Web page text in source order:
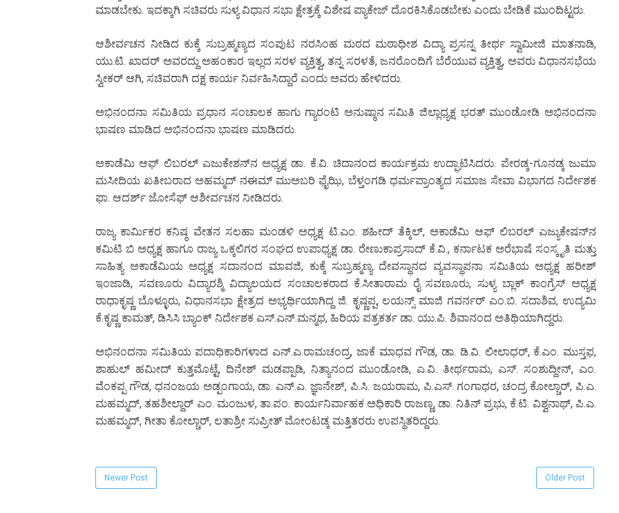
ಮಾಡಬೇಕು. ಇದಕ್ಕಾಗಿ ಸಚಿವರು ಸುಳ್ಯ ವಿಧಾನ ಸಭಾ ಕ್ಷೇತ್ರಕ್ಕೆ ವಿಶೇಷ ಪ್ಯಾಕೇಜ್ ದೊರಕಿಸಿಕೊಡಬೇಕು ಎಂದು ಬೇಡಿಕೆ ಮುಂದಿಟ್ಟರು.
ಆಶೀರ್ವಚನ ನೀಡಿದ ಕುಕ್ಕೆ ಸುಬ್ರಹ್ಮಣ್ಯದ ಸಂಪುಟ ನರಸಿಂಹ ಮಠದ ಮಠಾಧೀಶ ವಿದ್ಯಾ ಪ್ರಸನ್ನ ತೀರ್ಥ ಸ್ವಾಮೀಜಿ ಮಾತನಾಡಿ,
ಯು.ಟಿ. ಖಾದರ್ ಅವರದ್ದು ಅಹಂಕಾರ ಇಲ್ಲದ ಸರಳ ವ್ಯಕ್ತಿತ್ವ, ತನ್ನ ಸರಳತೆ, ಜನರೊಂದಿಗೆ ಬೆರೆಯುವ ವ್ಯಕ್ತಿತ್ವ, ಅವರು ವಿಧಾನಸಭೆಯ
ಸ್ವೀಕರ್ ಆಗಿ, ಸಚಿವರಾಗಿ ದಕ್ಷ ಕಾರ್ಯ ನಿರ್ವಹಿಸಿದ್ದಾರೆ ಎಂದು ಅವರು ಹೇಳಿದರು.
ಅಭಿನಂದನಾ ಸಮಿತಿಯ ಪ್ರಧಾನ ಸಂಚಾಲಕ ಹಾಗು ಗ್ಯಾರಂಟಿ ಅನುಷ್ಠಾನ ಸಮಿತಿ ಜಿಲ್ಲಾಧ್ಯಕ್ಷ ಭರತ್ ಮುಂಡೋಡಿ ಅಭಿನಂದನಾ
ಭಾಷಣ ಮಾಡಿದ ಅಭಿನಂದನಾ ಭಾಷಣ ಮಾಡಿದರು.
ಅಕಾಡೆಮಿ ಆಫ್ ಲಿಬರಲ್ ಎಜುಕೇಶನ್‌ನ ಅಧ್ಯಕ್ಷ ಡಾ. ಕೆ.ವಿ. ಚಿದಾನಂದ ಕಾರ್ಯಕ್ರಮ ಉದ್ಘಾಟಿಸಿದರು. ಪೇರಡ್ಕ-ಗೂನಡ್ಕ ಜುಮಾ
ಮಸೀದಿಯ ಖತೀಬರಾದ ಅಹಮ್ಮದ್ ನಈಮ್ ಮುಅಬರಿ ಫೈಝಿ, ಬೆಳ್ತಂಗಡಿ ಧರ್ಮಪ್ರಾಂತ್ಯದ ಸಮಾಜ ಸೇವಾ ವಿಭಾಗದ ನಿರ್ದೇಶಕ
ಫಾ. ಆದರ್ಶ್ ಜೋಸೆಫ್ ಆಶೀರ್ವಚನ ನೀಡಿದರು.
ರಾಜ್ಯ ಕಾರ್ಮಿಕರ ಕನಿಷ್ಠ ವೇತನ ಸಲಹಾ ಮಂಡಳಿ ಅಧ್ಯಕ್ಷ ಟಿ.ಎಂ. ಶಹೀದ್ ತೆಕ್ಕಿಲ್, ಅಕಾಡೆಮಿ ಆಫ್ ಲಿಬರಲ್ ಎಜ್ಯುಕೇಷನ್‌ನ
ಕಮಿಟಿ ಬಿ ಅಧ್ಯಕ್ಷ ಹಾಗೂ ರಾಜ್ಯ ಒಕ್ಕಲಿಗರ ಸಂಘದ ಉಪಾಧ್ಯಕ್ಷ ಡಾ. ರೇಣುಕಾಪ್ರಸಾದ್ ಕೆ.ವಿ., ಕರ್ನಾಟಕ ಅರೆಭಾಷೆ ಸಂಸ್ಕೃತಿ ಮತ್ತು
ಸಾಹಿತ್ಯ ಅಕಾಡೆಮಿಯ ಅಧ್ಯಕ್ಷ ಸದಾನಂದ ಮಾವಜಿ, ಕುಕ್ಕೆ ಸುಬ್ರಹ್ಮಣ್ಯ ದೇವಸ್ಥಾನದ ವ್ಯವಸ್ಥಾಪನಾ ಸಮಿತಿಯ ಅಧ್ಯಕ್ಷ ಹರೀಶ್
ಇಂಜಾಡಿ, ಸವಣೂರು ವಿದ್ಯಾರಶ್ಮಿ ವಿದ್ಯಾಲಯದ ಸಂಚಾಲಕರಾದ ಕೆ.ಸೀತಾರಾಮ ರೈ ಸವಣೂರು, ಸುಳ್ಯ ಬ್ಲಾಕ್ ಕಾಂಗ್ರೆಸ್ ಅಧ್ಯಕ್ಷ
ರಾಧಾಕೃಷ್ಣ ಬೊಳ್ಳೂರು, ವಿಧಾನಸಭಾ ಕ್ಷೇತ್ರದ ಅಭ್ಯರ್ಥಿಯಾಗಿದ್ದ ಜಿ. ಕೃಷ್ಣಪ್ಪ, ಲಯನ್ಸ್ ಮಾಜಿ ಗವರ್ನರ್ ಎಂ.ಬಿ. ಸದಾಶಿವ, ಉದ್ಯಮಿ
ಕೆ.ಕೃಷ್ಣ ಕಾಮತ್, ಡಿಸಿಸಿ ಬ್ಯಾಂಕ್ ನಿರ್ದೇಶಕ ಎಸ್.ಎನ್.ಮನ್ಮಥ, ಹಿರಿಯ ಪತ್ರಕರ್ತ ಡಾ. ಯು.ಪಿ. ಶಿವಾನಂದ ಅತಿಥಿಯಾಗಿದ್ದರು.
ಅಭಿನಂದನಾ ಸಮಿತಿಯ ಪದಾಧಿಕಾರಿಗಳಾದ ಎನ್.ಎ.ರಾಮಚಂದ್ರ, ಜಾಕೆ ಮಾಧವ ಗೌಡ, ಡಾ. ಡಿ.ವಿ. ಲೀಲಾಧರ್, ಕೆ.ಎಂ. ಮುಸ್ತಫ,
ಶಾಹುಲ್ ಹಮೀದ್ ಕುತ್ತಮೊಟ್ಟೆ, ದಿನೇಶ್ ಮಡಪ್ಪಾಡಿ, ನಿತ್ಯಾನಂದ ಮುಂಡೋಡಿ, ಎ.ವಿ. ತೀರ್ಥರಾಮ, ಎಸ್. ಸಂಶುದ್ದೀನ್, ಎಂ.
ವೆಂಕಪ್ಪ ಗೌಡ, ಧನಂಜಯ ಅಡ್ಪಂಗಾಯ, ಡಾ. ಎನ್.ಎ. ಜ್ಞಾನೇಶ್, ಪಿ.ಸಿ. ಜಯರಾಮ, ಪಿ.ಎಸ್. ಗಂಗಾಧರ, ಚಂದ್ರ ಕೋಲ್ಚಾರ್, ಪಿ.ಎ.
ಮಹಮ್ಮದ್, ತಹಶೀಲ್ದಾರ್ ಎಂ. ಮಂಜುಳ, ತಾ.ಪಂ. ಕಾರ್ಯನಿರ್ವಾಹಕ ಅಧಿಕಾರಿ ರಾಜಣ್ಣ, ಡಾ. ನಿತಿನ್ ಪ್ರಭು, ಕೆ.ಟಿ. ವಿಶ್ವನಾಥ್, ಪಿ.ಎ.
ಮಹಮ್ಮದ್, ಗೀತಾ ಕೋಲ್ಚಾರ್, ಲತಾಶ್ರೀ ಸುಪ್ರೀತ್ ಮೋಂಟಡ್ಕ ಮತ್ತಿತರರು ಉಪಸ್ಥಿತರಿದ್ದರು.
Newer Post Older Post